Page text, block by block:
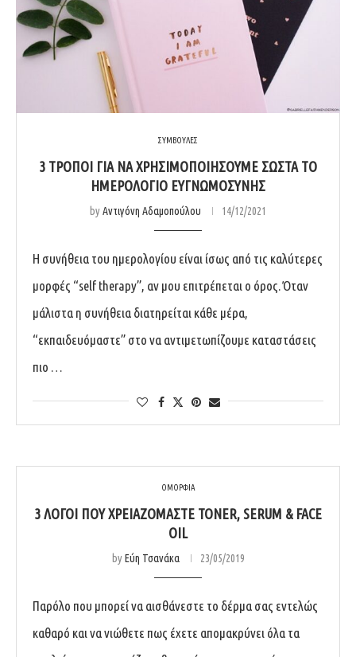
ΣΥΜΒΟΥΛΕΣ
3 ΤΡΌΠΟΙ ΓΙΑ ΝΑ ΧΡΗΣΙΜΟΠΟΙΉΣΟΥΜΕ ΣΩΣΤΆ ΤΟ
ΗΜΕΡΟΛΌΓΙΟ ΕΥΓΝΩΜΟΣΎΝΗΣ
byΑντιγόνη Αδαμοπούλου 14/12/2021
Η συνήθεια του ημερολογίου είναι ίσως από τις καλύτερες
μορφές “self therapy”, αν μου επιτρέπεται ο όρος. Όταν
μάλιστα η συνήθεια διατηρείται κάθε μέρα,
“εκπαιδευόμαστε” στο να αντιμετωπίζουμε καταστάσεις
πιο …
ΟΜΟΡΦΙΑ
3 ΛΌΓΟΙ ΠΟΥ ΧΡΕΙΑΖΌΜΑΣΤΕ TONER, SERUM & FACE
OIL
byΕύη Τσανάκα 23/05/2019
Παρόλο που μπορεί να αισθάνεστε το δέρμα σας εντελώς
καθαρό και να νιώθετε πως έχετε απομακρύνει όλα τα